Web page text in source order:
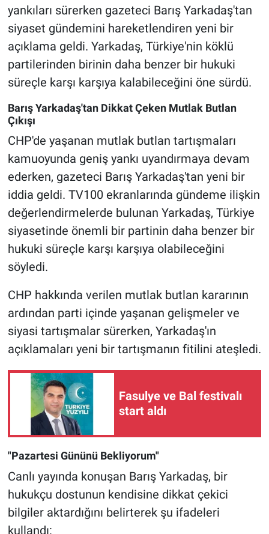
yankıları sürerken gazeteci Barış Yarkadaş'tan
siyaset gündemini hareketlendiren yeni bir
açıklama geldi. Yarkadaş, Türkiye'nin köklü
partilerinden birinin daha benzer bir hukuki
süreçle karşı karşıya kalabileceğini öne sürdü.
Barış Yarkadaş'tan Dikkat Çeken Mutlak Butlan
Çıkışı
CHP'de yaşanan mutlak butlan tartışmaları
kamuoyunda geniş yankı uyandırmaya devam
ederken, gazeteci Barış Yarkadaş'tan yeni bir
iddia geldi. TV100 ekranlarında gündeme ilişkin
değerlendirmelerde bulunan Yarkadaş, Türkiye
siyasetinde önemli bir partinin daha benzer bir
hukuki süreçle karşı karşıya olabileceğini
söyledi.
CHP hakkında verilen mutlak butlan kararının
ardından parti içinde yaşanan gelişmeler ve
siyasi tartışmalar sürerken, Yarkadaş'ın
açıklamaları yeni bir tartışmanın fitilini ateşledi.
Fasulye ve Bal festivalı
start aldı
"Pazartesi Gününü Bekliyorum"
Canlı yayında konuşan Barış Yarkadaş, bir
hukukçu dostunun kendisine dikkat çekici
bilgiler aktardığını belirterek şu ifadeleri
kullandı: